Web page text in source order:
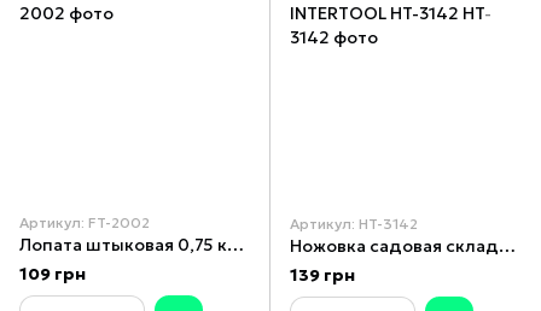
Артикул: FT-2002
Лопата штыковая 0,75 кг INTERTOOL FT-2002
109 грн
Артикул: HT-3142
Ножовка садовая складная 180 мм INTERTOOL HT-3142
139 грн